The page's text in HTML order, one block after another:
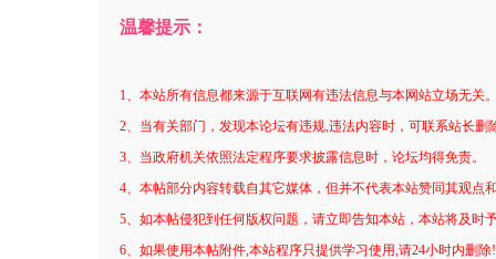
温馨提示：
1、本站所有信息都来源于互联网有违法信息与本网站立场无关
2、当有关部门，发现本论坛有违规,违法内容时，可联系站长删
3、当政府机关依照法定程序要求披露信息时，论坛均得免责。
4、本帖部分内容转载自其它媒体，但并不代表本站赞同其观点
5、如本帖侵犯到任何版权问题，请立即告知本站，本站将及时
6、如果使用本帖附件,本站程序只提供学习使用,请24小时内删